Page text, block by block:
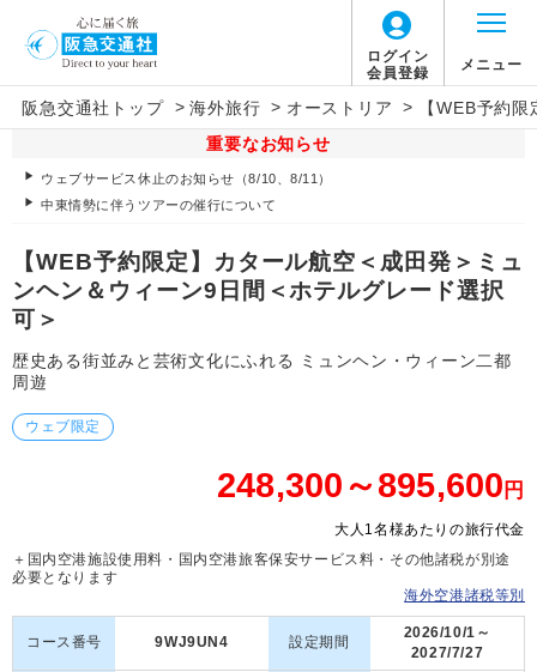
ログイン
会員登録
メニュー
阪急交通社トップ > 海外旅行 > オーストリア >
【WEB予約
重要なお知らせ
ウェブサービス休止のお知らせ（8/10、8/11）
中東情勢に伴うツアーの催行について
【WEB予約限定】カタール航空＜成田発＞ミュ
ンヘン＆ウィーン9日間＜ホテルグレード選択
可＞
歴史ある街並みと芸術文化にふれる ミュンヘン・ウィーン二都
周遊
ウェブ限定
248,300～895,600 円
大人1名様あたりの旅行代金
＋国内空港施設使用料・国内空港旅客保安サービス料・その他諸税が別途
必要となります
海外空港諸税等別
コース番号 9WJ9UN4 設定期間
2026/10/1～
2027/7/27